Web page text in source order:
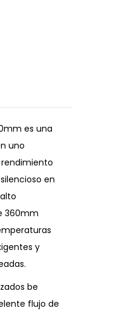
es una
uno
en
360mm
y
be
flujo de